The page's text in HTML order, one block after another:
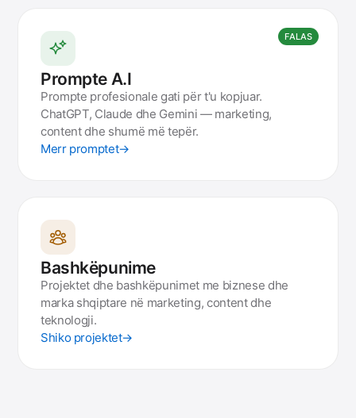
FALAS
Prompte A.I
Prompte profesionale gati për t'u kopjuar.
ChatGPT, Claude dhe Gemini — marketing,
content dhe shumë më tepër.
Merr promptet→
Bashkëpunime
Projektet dhe bashkëpunimet me biznese dhe
marka shqiptare në marketing, content dhe
teknologji.
Shiko projektet→